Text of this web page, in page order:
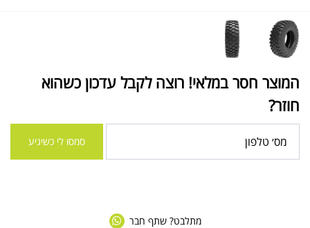
המוצר חסר במלאי! רוצה לקבל עדכון כשהוא
חוזר?
סמסו לי כשיגיע
מתלבט? שתף חבר